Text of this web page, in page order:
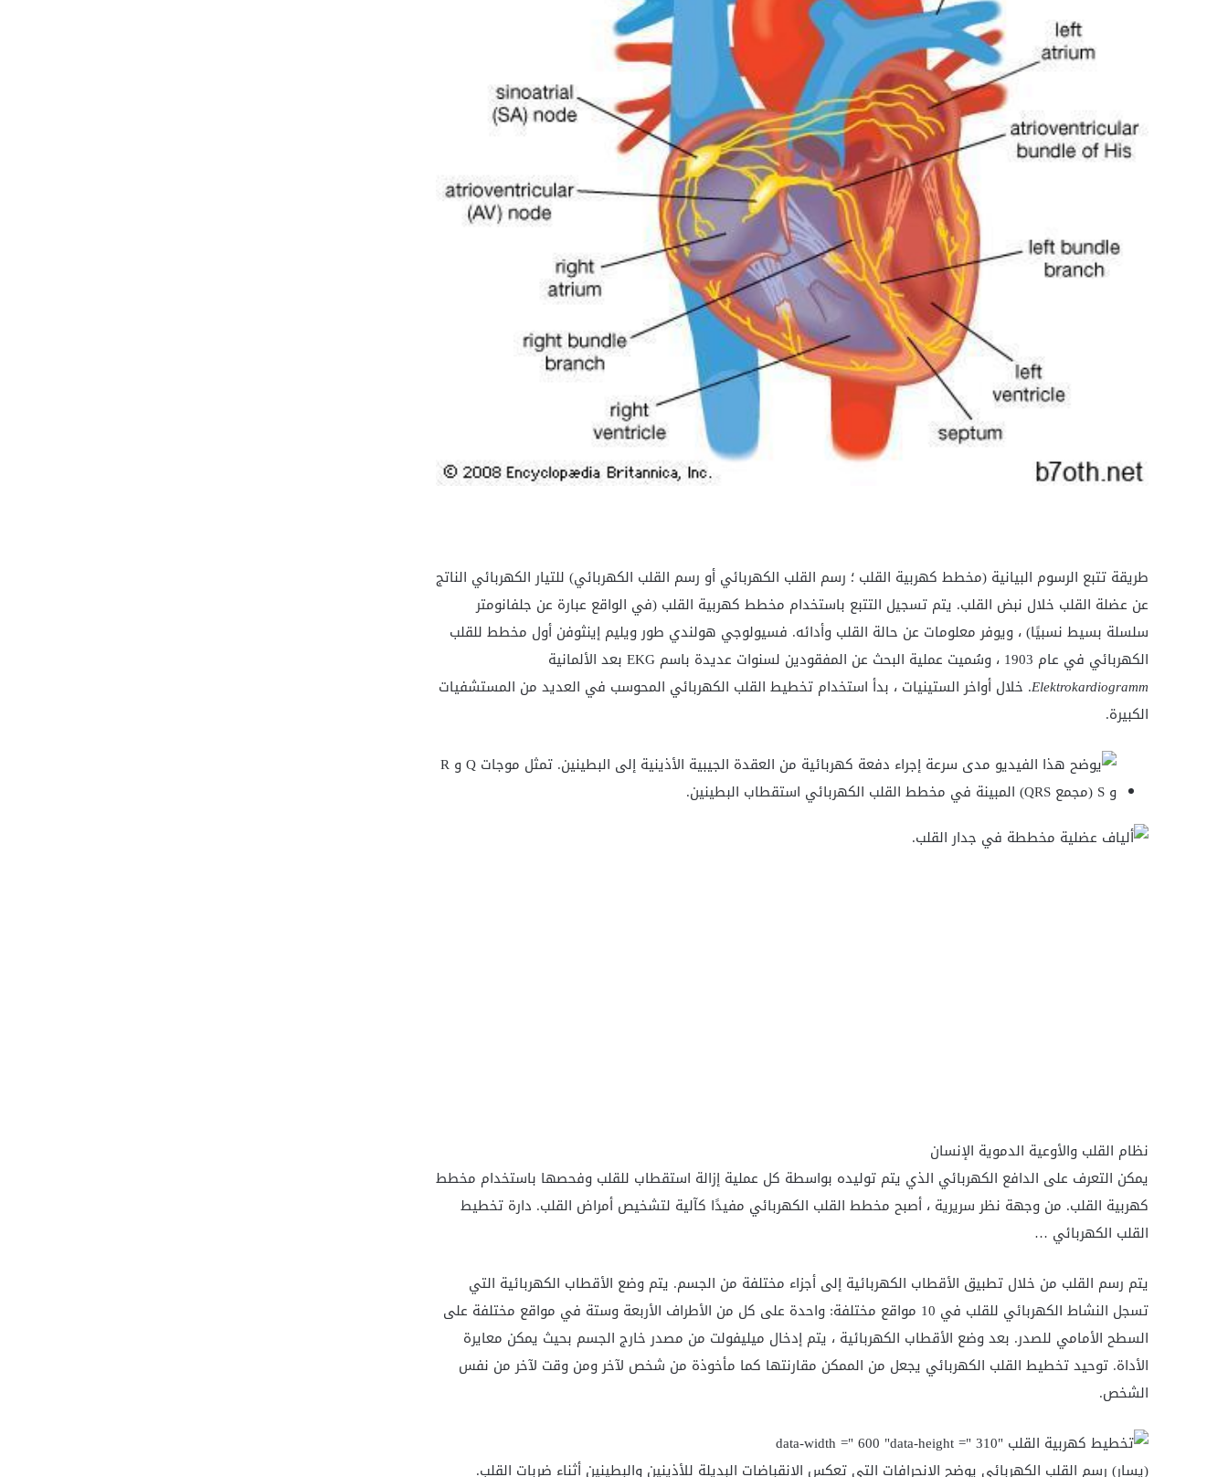
طريقة تتبع الرسوم البيانية (مخطط كهربية القلب ؛ رسم القلب الكهربائي أو رسم القلب الكهربائي) للتيار الكهربائي الناتج
عن عضلة القلب خلال نبض القلب. يتم تسجيل التتبع باستخدام مخطط كهربية القلب (في الواقع عبارة عن جلفانومتر
سلسلة بسيط نسبيًا) ، ويوفر معلومات عن حالة القلب وأدائه. فسيولوجي هولندي طور ويليم إينثوفن أول مخطط للقلب
الكهربائي في عام 1903 ، وسُميت عملية البحث عن المفقودين لسنوات عديدة باسم EKG بعد الألمانية
Elektrokardiogramm. خلال أواخر الستينيات ، بدأ استخدام تخطيط القلب الكهربائي المحوسب في العديد من المستشفيات
الكبيرة.
نظام القلب والأوعية الدموية الإنسان
يمكن التعرف على الدافع الكهربائي الذي يتم توليده بواسطة كل عملية إزالة استقطاب للقلب وفحصها باستخدام مخطط
كهربية القلب. من وجهة نظر سريرية ، أصبح مخطط القلب الكهربائي مفيدًا كآلية لتشخيص أمراض القلب. دارة تخطيط
القلب الكهربائي …
يتم رسم القلب من خلال تطبيق الأقطاب الكهربائية إلى أجزاء مختلفة من الجسم. يتم وضع الأقطاب الكهربائية التي
تسجل النشاط الكهربائي للقلب في 10 مواقع مختلفة: واحدة على كل من الأطراف الأربعة وستة في مواقع مختلفة على
السطح الأمامي للصدر. بعد وضع الأقطاب الكهربائية ، يتم إدخال ميليفولت من مصدر خارج الجسم بحيث يمكن معايرة
الأداة. توحيد تخطيط القلب الكهربائي يجعل من الممكن مقارنتها كما مأخوذة من شخص لآخر ومن وقت لآخر من نفس
الشخص.
(يسار) رسم القلب الكهربائي يوضح الانحرافات التي تعكس الانقباضات البديلة للأذينين والبطينين أثناء ضربات القلب.